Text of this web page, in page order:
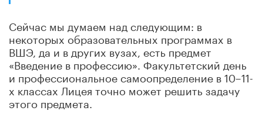
Сейчас мы думаем над следующим: в
некоторых образовательных программах в
ВШЭ, да и в других вузах, есть предмет
«Введение в профессию». Факультетский день
и профессиональное самоопределение в 10–11-
х классах Лицея точно может решить задачу
этого предмета.